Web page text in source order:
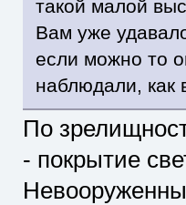
такой малой
Вам уже
если можно то
наблюдали, как
По
- покрытие